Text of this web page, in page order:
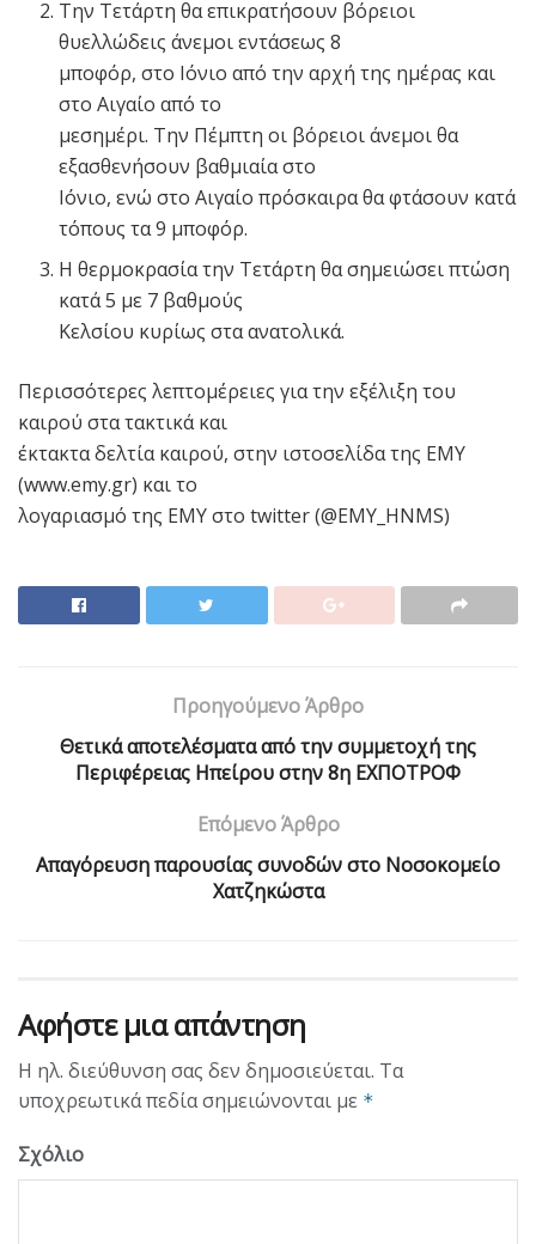
Την Τετάρτη θα επικρατήσουν βόρειοι
θυελλώδεις άνεμοι εντάσεως 8
μποφόρ, στο Ιόνιο από την αρχή της ημέρας και
στο Αιγαίο από το
μεσημέρι. Την Πέμπτη οι βόρειοι άνεμοι θα
εξασθενήσουν βαθμιαία στο
Ιόνιο, ενώ στο Αιγαίο πρόσκαιρα θα φτάσουν κατά
τόπους τα 9 μποφόρ.
Η θερμοκρασία την Τετάρτη θα σημειώσει πτώση
κατά 5 με 7 βαθμούς
Κελσίου κυρίως στα ανατολικά.
Περισσότερες λεπτομέρειες για την εξέλιξη του
καιρού στα τακτικά και
έκτακτα δελτία καιρού, στην ιστοσελίδα της ΕΜΥ
(www.emy.gr) και το
λογαριασμό της ΕΜΥ στο twitter (@EMY_HNMS)
Προηγούμενο Άρθρο
Θετικά αποτελέσματα από την συμμετοχή της
Περιφέρειας Ηπείρου στην 8η ΕΧΠΟΤΡΟΦ
Επόμενο Άρθρο
Απαγόρευση παρουσίας συνοδών στο Νοσοκομείο
Χατζηκώστα
Αφήστε μια απάντηση
Η ηλ. διεύθυνση σας δεν δημοσιεύεται. Τα
υποχρεωτικά πεδία σημειώνονται με *
Σχόλιο